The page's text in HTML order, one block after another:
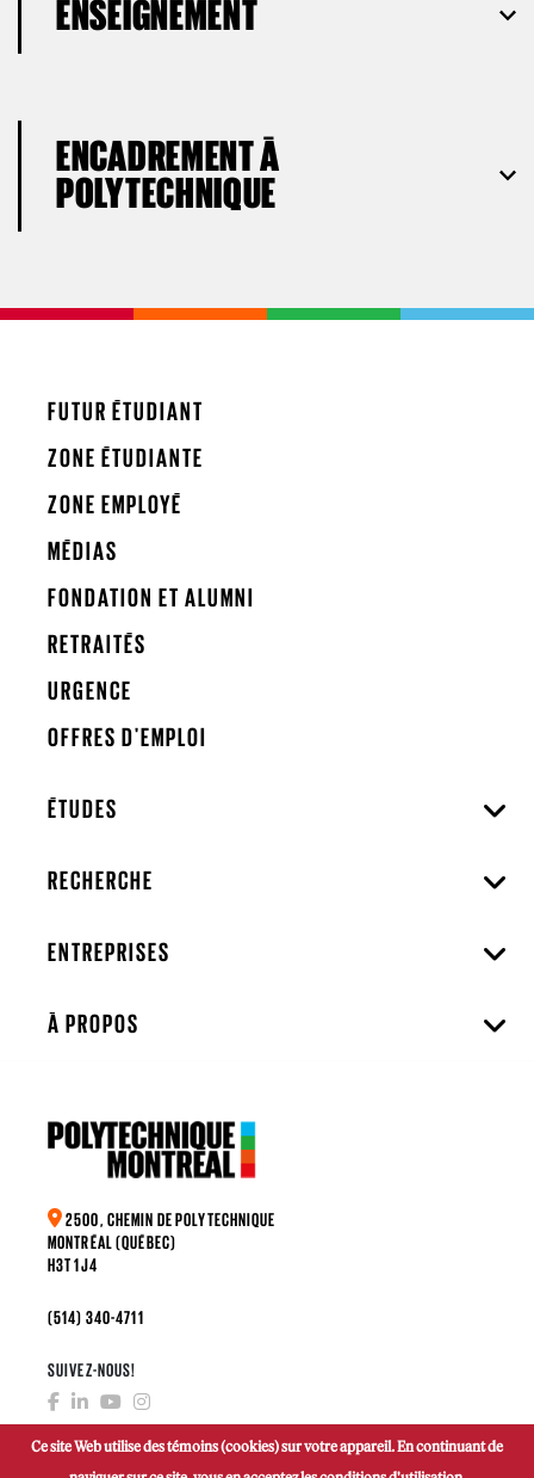
ENSEIGNEMENT
ENCADREMENT À
POLYTECHNIQUE
FUTUR ÉTUDIANT
ZONE ÉTUDIANTE
ZONE EMPLOYÉ
MÉDIAS
FONDATION ET ALUMNI
RETRAITÉS
URGENCE
OFFRES D'EMPLOI
ÉTUDES
RECHERCHE
ENTREPRISES
À PROPOS
2500, CHEMIN DE POLYTECHNIQUE
MONTRÉAL (QUÉBEC)
H3T 1J4
(514) 340-4711
SUIVEZ-NOUS!
Ce site Web utilise des témoins (cookies) sur votre appareil. En continuant de